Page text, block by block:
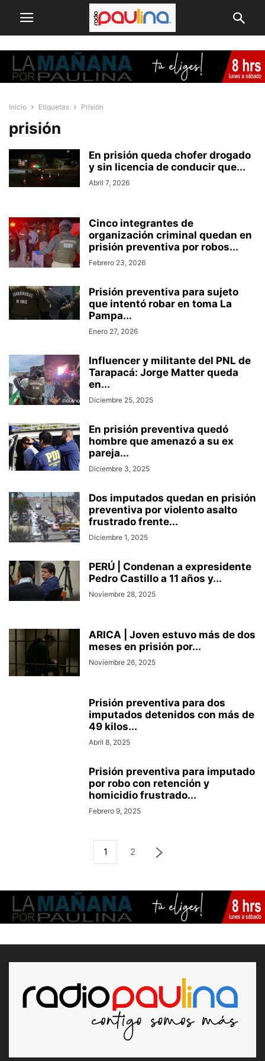
Inicio Etiquetas Prisión
prisión
En prisión queda chofer drogado
y sin licencia de conducir que...
Abril 7, 2026
Cinco integrantes de
organización criminal quedan en
prisión preventiva por robos...
Febrero 23, 2026
Prisión preventiva para sujeto
que intentó robar en toma La
Pampa...
Enero 27, 2026
Influencer y militante del PNL de
Tarapacá: Jorge Matter queda
en...
Diciembre 25, 2025
En prisión preventiva quedó
hombre que amenazó a su ex
pareja...
Diciembre 3, 2025
Dos imputados quedan en prisión
preventiva por violento asalto
frustrado frente...
Diciembre 1, 2025
PERÚ | Condenan a expresidente
Pedro Castillo a 11 años y...
Noviembre 28, 2025
ARICA | Joven estuvo más de dos
meses en prisión por...
Noviembre 26, 2025
Prisión preventiva para dos
imputados detenidos con más de
49 kilos...
Abril 8, 2025
Prisión preventiva para imputado
por robo con retención y
homicidio frustrado...
Febrero 9, 2025
1 2